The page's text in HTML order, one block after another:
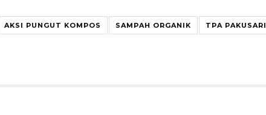
AKSI PUNGUT KOMPOS SAMPAH ORGANIK TPA PAKUSARI